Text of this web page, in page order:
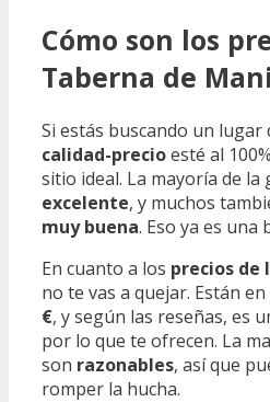
Cómo son los
Taberna de Mani
Si estás buscando un lugar
calidad-precioesté al
sitio ideal. La mayoría de la
excelente, y muchos
muy buena. Eso ya es una
En cuanto a los precios de
no te vas a quejar. Están
€, y según las reseñas, es
por lo que te ofrecen. La
son razonables, así que
romper la hucha.